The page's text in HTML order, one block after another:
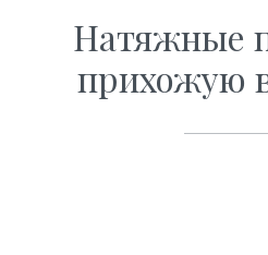
Натяжные
прихожую